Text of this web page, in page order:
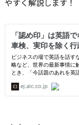
やすく解説します！